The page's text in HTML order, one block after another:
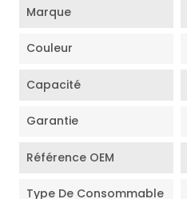
Marque
Couleur
Capacité
Garantie
Référence OEM
Type De Consommable